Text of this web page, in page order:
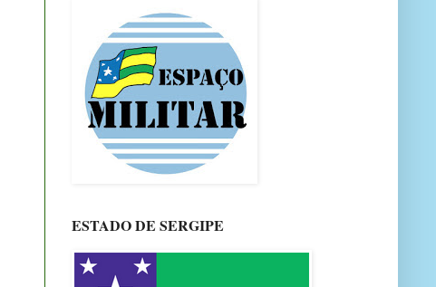
ESTADO DE SERGIPE